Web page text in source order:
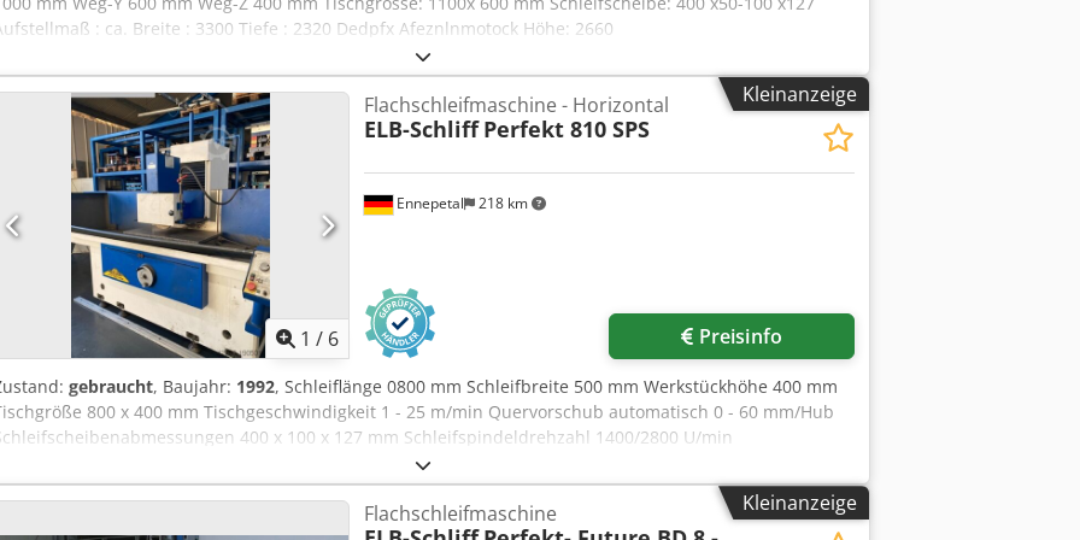
: ca. Breite : 3300 Tiefe : 2320 Dedpfx Afeznlnmotock Höhe: 2660
Kleinanzeige
1 / 6
Ennepetal 218 km
Flachschleifmaschine - Horizontal
ELB-Schliff Perfekt 810 SPS
Preisinfo
gebraucht, Baujahr: 1992, Schleiflänge 0800 mm Schleifbreite 500 mm Werkstückhöhe 400 mm
800 x 400 mm Tischgeschwindigkeit 1 - 25 m/min Quervorschub automatisch 0 - 60 mm/Hub
400 x 100 x 127 mm Schleifspindeldrehzahl 1400/2800 U/min
Gesamtleistungsbedarf 10 kW Spannung 380 V Maschinengewicht ca. 6 t Dcjdpfjwgnz Ajx Aftok Maschine
mit Kühlmittelanlage, auto. Vertikalzustellung, Abziehvorrichtung und Steinaufnahmen. Steuerung ist
Kleinanzeige
Flachschleifmaschine